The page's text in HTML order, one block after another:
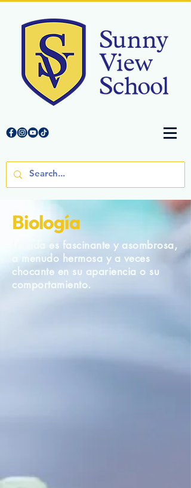
Biología
La vida es fascinante y asombrosa,
a menudo hermosa y a veces
chocante en su apariencia o su
comportamiento.